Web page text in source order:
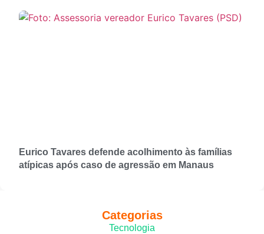
Eurico Tavares defende acolhimento às famílias
atípicas após caso de agressão em Manaus
Categorias
Tecnologia